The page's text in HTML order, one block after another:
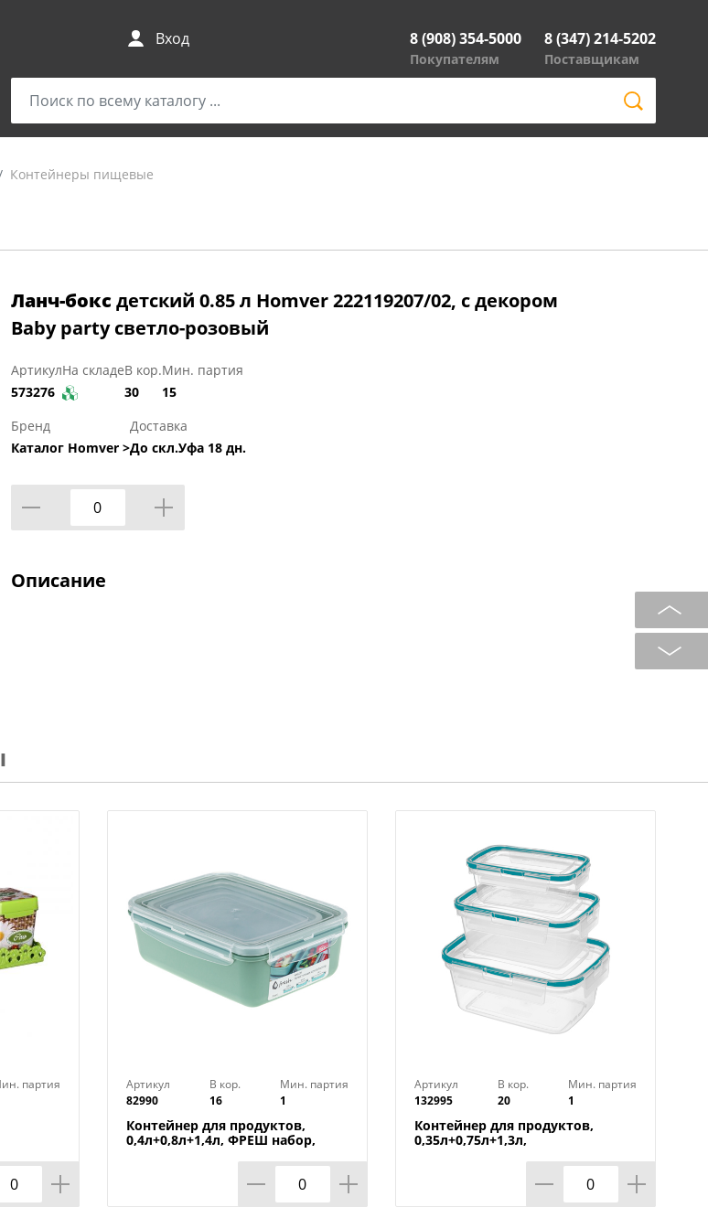
Вход 8 (908) 354-5000
Покупателям
8 (347) 214-5202
Поставщикам
Контейнеры пищевые
Ланч-бокс детский 0.85 л Homver 222119207/02, с декором
Baby party светло-розовый
Артикул
573276
На складеВ кор.
30
Мин. партия
15
Бренд
Каталог Homver >
Доставка
До скл.Уфа 18 дн.
Описание
партия
Артикул
82990
В кор.
16
Мин. партия
1
Контейнер для продуктов,
0,4л+0,8л+1,4л, ФРЕШ набор,
Артикул
132995
В кор.
20
Мин. партия
1
Контейнер для продуктов,
0,35л+0,75л+1,3л,